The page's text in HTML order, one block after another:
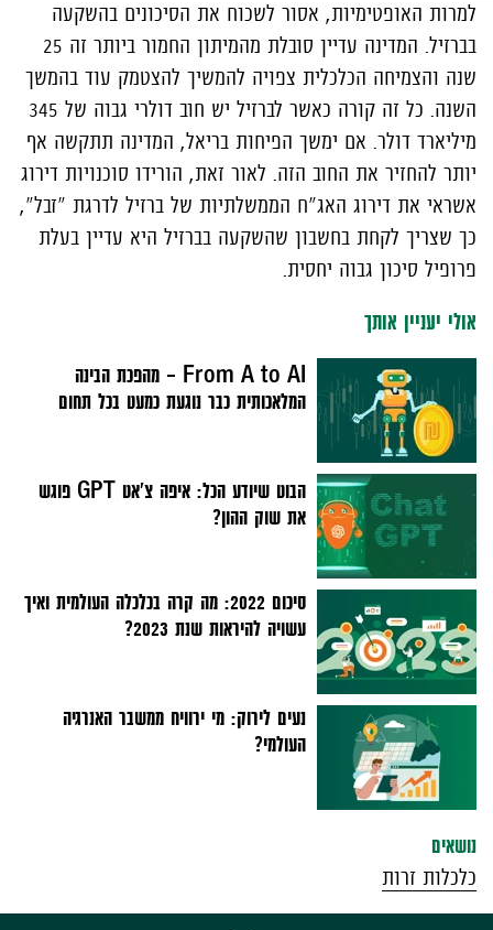
למרות האופטימיות, אסור לשכוח את הסיכונים בהשקעה
בברזיל. המדינה עדיין סובלת מהמיתון החמור ביותר זה 25
שנה והצמיחה הכלכלית צפויה להמשיך להצטמק עוד בהמשך
השנה. כל זה קורה כאשר לברזיל יש חוב דולרי גבוה של 345
מיליארד דולר. אם ימשך הפיחות בריאל, המדינה תתקשה אף
יותר להחזיר את החוב הזה. לאור זאת, הורידו סוכנויות דירוג
אשראי את דירוג האג"ח הממשלתיות של ברזיל לדרגת "זבל",
כך שצריך לקחת בחשבון שהשקעה בברזיל היא עדיין בעלת
פרופיל סיכון גבוה יחסית.
אולי יעניין אותך
From A to AI – מהפכת הבינה
המלאכותית כבר נוגעת כמעט בכל תחום
הבוט שיודע הכל: איפה צ'אט GPT פוגש
את שוק ההון?
סיכום 2022: מה קרה בכלכלה העולמית ואיך
עשויה להיראות שנת 2023?
נעים לירוק: מי ירוויח ממשבר האנרגיה
העולמי?
נושאים
כלכלות זרות